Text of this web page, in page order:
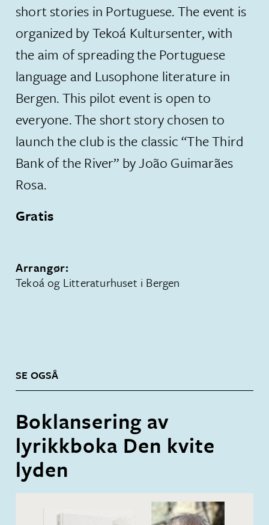
short stories in Portuguese. The event is
organized by Tekoá Kultursenter, with
the aim of spreading the Portuguese
language and Lusophone literature in
Bergen. This pilot event is open to
everyone. The short story chosen to
launch the club is the classic “The Third
Bank of the River” by João Guimarães
Rosa.
Gratis
Arrangør:
Tekoá og Litteraturhuset i Bergen
SE OGSÅ
Boklansering av
lyrikkboka Den kvite
lyden